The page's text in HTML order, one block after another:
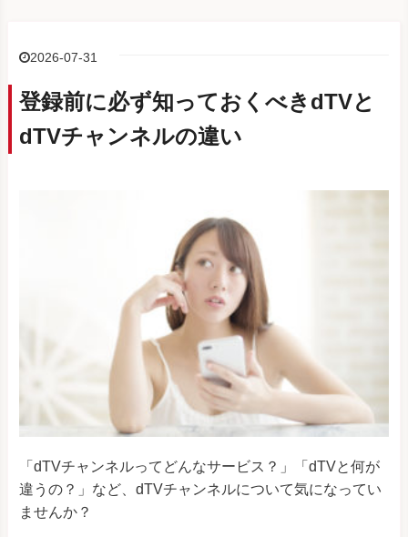
2026-07-31
登録前に必ず知っておくべきdTVと
dTVチャンネルの違い
「dTVチャンネルってどんなサービス？」「dTVと何が
違うの？」など、dTVチャンネルについて気になってい
ませんか？